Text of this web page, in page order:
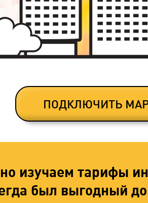
ПОДКЛЮЧИТЬ
изучаем тарифы
был выгодный